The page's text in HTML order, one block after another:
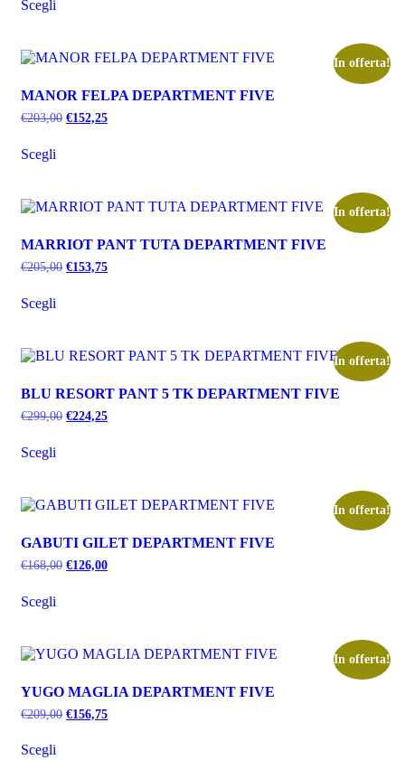
Scegli
In offerta!
MANOR FELPA DEPARTMENT FIVE
€203,00 €152,25
Scegli
In offerta!
MARRIOT PANT TUTA DEPARTMENT FIVE
€205,00 €153,75
Scegli
In offerta!
BLU RESORT PANT 5 TK DEPARTMENT FIVE
€299,00 €224,25
Scegli
In offerta!
GABUTI GILET DEPARTMENT FIVE
€168,00 €126,00
Scegli
In offerta!
YUGO MAGLIA DEPARTMENT FIVE
€209,00 €156,75
Scegli